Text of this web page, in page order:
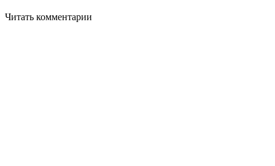
Читать комментарии